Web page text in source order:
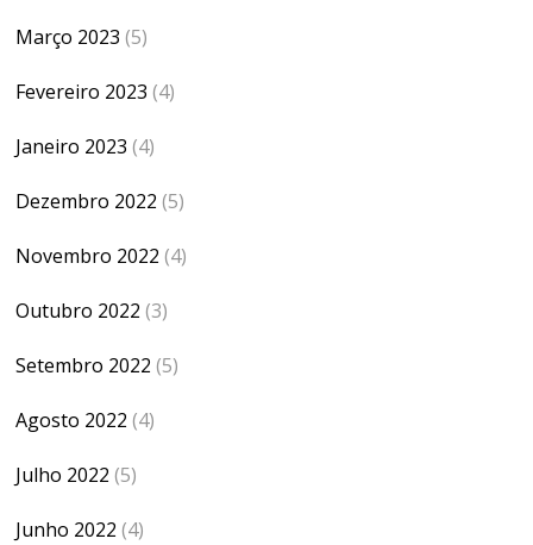
Março 2023 (5)
Fevereiro 2023 (4)
Janeiro 2023 (4)
Dezembro 2022 (5)
Novembro 2022 (4)
Outubro 2022 (3)
Setembro 2022 (5)
Agosto 2022 (4)
Julho 2022 (5)
Junho 2022 (4)